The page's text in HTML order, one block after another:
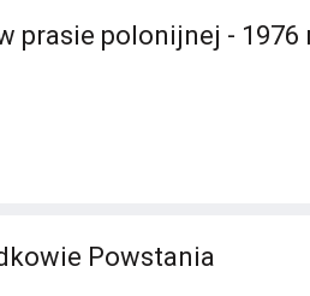
prasie polonijnej - 1976
Powstania